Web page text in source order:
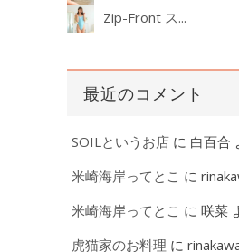
Zip-Front ス...
最近のコメント
SOILというお店 に 白百合
米崎海岸ってとこ に
米崎海岸ってとこ に 咲菜
虎猫家のお料理 に